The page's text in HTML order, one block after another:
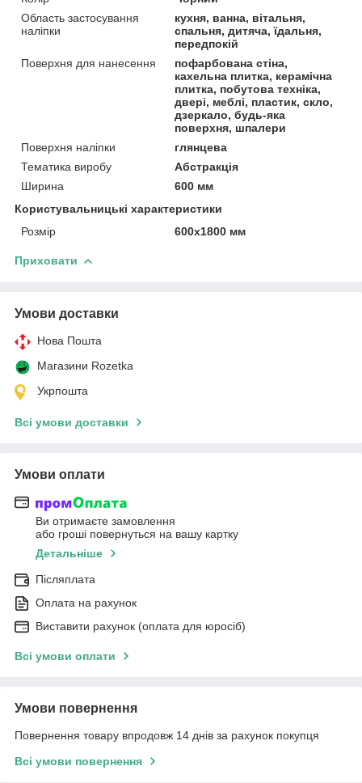
Область застосування
наліпки
кухня, ванна, вітальня,
спальня, дитяча, їдальня,
передпокій
Поверхня для нанесення
пофарбована стіна,
кахельна плитка, керамічна
плитка, побутова техніка,
двері, меблі, пластик, скло,
дзеркало, будь-яка
поверхня, шпалери
Поверхня наліпки
глянцева
Тематика виробу
Абстракція
Ширина
600 мм
Користувальницькі характеристики
Розмір
600х1800 мм
Приховати
Умови доставки
Нова Пошта
Магазини Rozetka
Укрпошта
Всі умови доставки
Умови оплати
Ви отримаєте замовлення
або гроші повернуться на вашу картку
Детальніше
Післяплата
Оплата на рахунок
Виставити рахунок (оплата для юросіб)
Всі умови оплати
Умови повернення
Повернення товару впродовж 14 днів за рахунок покупця
Всі умови повернення